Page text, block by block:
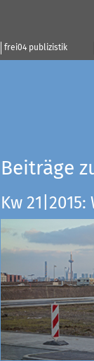
frei04 publizistik
Beiträge
Kw